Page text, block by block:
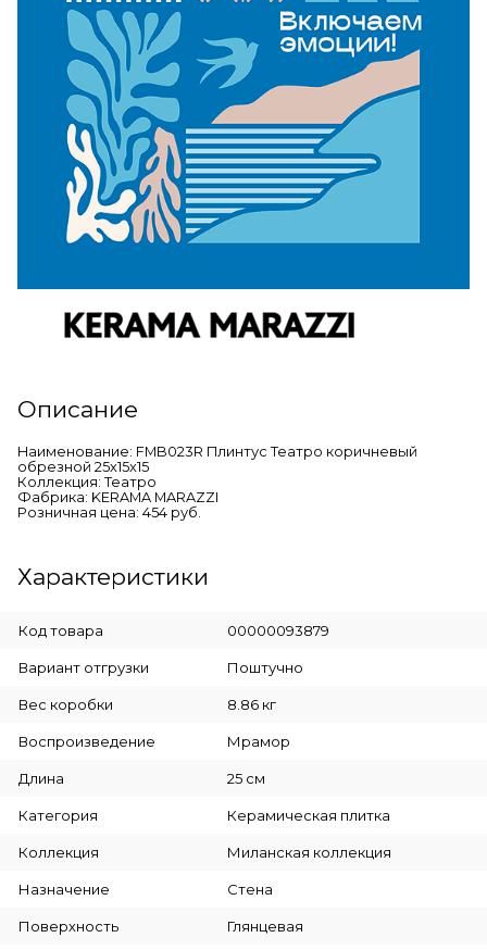
Описание
Наименование: FMB023R Плинтус Театро коричневый
обрезной 25x15x15
Коллекция: Театро
Фабрика: KERAMA MARAZZI
Розничная цена: 454 руб.
Характеристики
Код товара 00000093879
Вариант отгрузки Поштучно
Вес коробки 8.86 кг
Воспроизведение Мрамор
Длина 25 см
Категория Керамическая плитка
Коллекция Миланская коллекция
Назначение Стена
Поверхность Глянцевая